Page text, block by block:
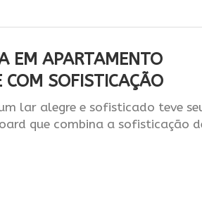
EM APARTAMENTO
SOFISTICAÇÃO
lar alegre e sofisticado teve
que combina a sofisticação